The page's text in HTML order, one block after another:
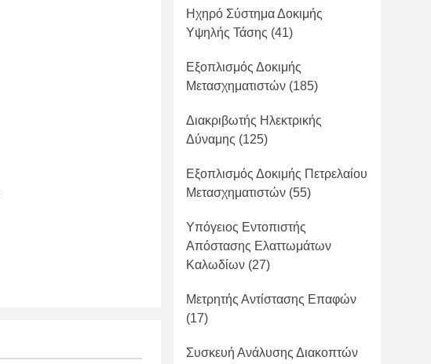
Ηχηρό Σύστημα Δοκιμής
Υψηλής Τάσης (41)
Εξοπλισμός Δοκιμής
Μετασχηματιστών (185)
Διακριβωτής Ηλεκτρικής
Δύναμης (125)
Εξοπλισμός Δοκιμής Πετρελαίου
Μετασχηματιστών (55)
Υπόγειος Εντοπιστής
Απόστασης Ελαττωμάτων
Καλωδίων (27)
Μετρητής Αντίστασης Επαφών
(17)
Συσκευή Ανάλυσης Διακοπτών